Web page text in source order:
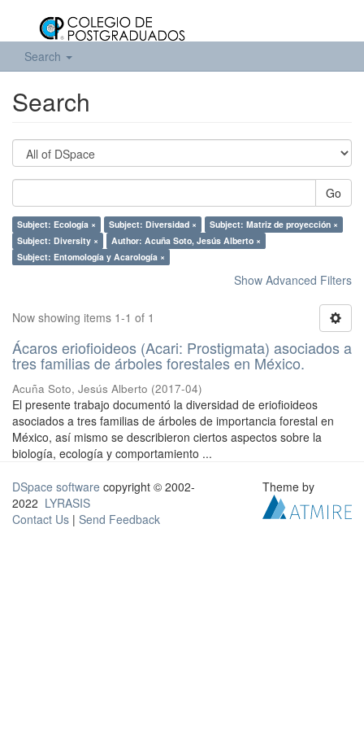
Search
Search
Go
Subject: Ecología × Subject: Diversidad ×
Subject: Matriz de proyección ×
Subject: Diversity ×
Author: Acuña Soto, Jesús Alberto ×
Subject: Entomología y Acarología ×
Show Advanced Filters
Now showing items 1-1 of 1
Ácaros eriofioideos (Acari: Prostigmata) asociados a
tres familias de árboles forestales en México.
Acuña Soto, Jesús Alberto (2017-04)
El presente trabajo documentó la diversidad de eriofioideos
asociados a tres familias de árboles de importancia forestal en
México, así mismo se describieron ciertos aspectos sobre la
biología, ecología y comportamiento ...
DSpace software copyright © 2002-
2022 LYRASIS
Contact Us | Send Feedback
Theme by